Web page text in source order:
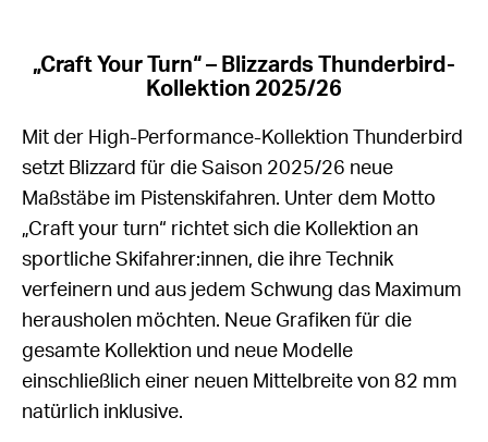
„Craft Your Turn“ – Blizzards Thunderbird-
Kollektion 2025/26
Mit der High-Performance-Kollektion Thunderbird
setzt Blizzard für die Saison 2025/26 neue
Maßstäbe im Pistenskifahren. Unter dem Motto
„Craft your turn“ richtet sich die Kollektion an
sportliche Skifahrer:innen, die ihre Technik
verfeinern und aus jedem Schwung das Maximum
herausholen möchten. Neue Grafiken für die
gesamte Kollektion und neue Modelle
einschließlich einer neuen Mittelbreite von 82 mm
natürlich inklusive.